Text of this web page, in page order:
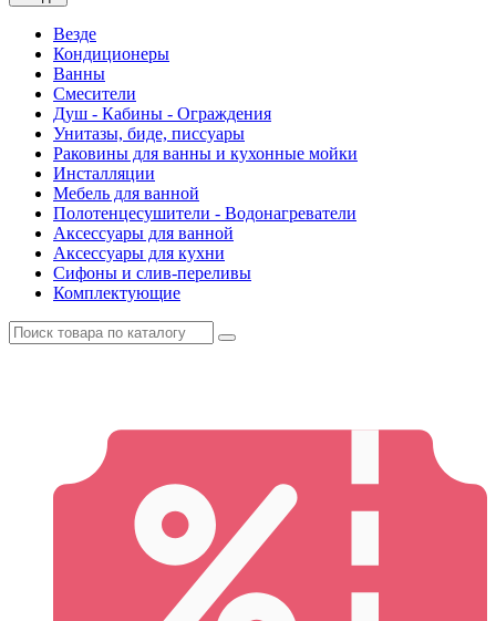
Везде
Кондиционеры
Ванны
Смесители
Душ - Кабины - Ограждения
Унитазы, биде, писсуары
Раковины для ванны и кухонные мойки
Инсталляции
Мебель для ванной
Полотенцесушители - Водонагреватели
Аксессуары для ванной
Аксессуары для кухни
Сифоны и слив-переливы
Комплектующие